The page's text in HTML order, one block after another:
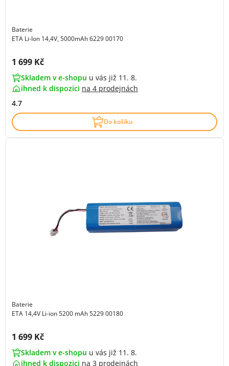
Baterie
ETA Li-Ion 14,4V, 5000mAh 6229 00170
Cena s DPH:
1 699 Kč
Skladem v e-shopu u vás již 11. 8.
ihned k dispozici na 4 prodejnách
4.7
Do košíku
Baterie
ETA 14,4V Li-ion 5200 mAh 5229 00180
Cena s DPH:
1 699 Kč
Skladem v e-shopu u vás již 11. 8.
ihned k dispozici na 3 prodejnách